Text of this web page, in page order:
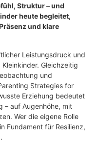
Struktur – und
heute begleitet,
und klare
Leistungsdruck und
Gleichzeitig
und
Strategies for
Erziehung bedeutet
– auf Augenhöhe, mit
Wer die eigene Rolle
Fundament für Resilienz,